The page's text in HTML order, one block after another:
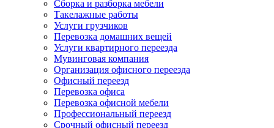
Сборка и разборка мебели
Такелажные работы
Услуги грузчиков
Перевозка домашних вещей
Услуги квартирного переезда
Мувинговая компания
Организация офисного переезда
Офисный переезд
Перевозка офиса
Перевозка офисной мебели
Профессиональный переезд
Срочный офисный переезд